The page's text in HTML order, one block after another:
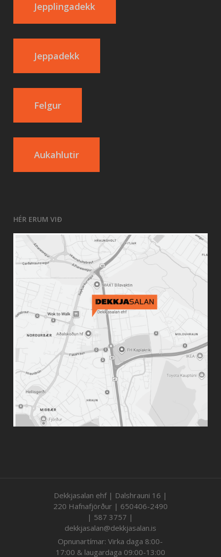
Jepplingadekk
Jeppadekk
Felgur
Aukahlutir
HÉR ERUM VIÐ
Dekkjasalan ehf | Dalshrauni 16 |
220 Hafnafjörður | 650406-2490
| 587 3757 |
dekkjasalan@dekkjasalan.is
Opnunartímar: Virka daga 8:00-
17:00 & laugardaga 09:00-13:00